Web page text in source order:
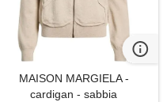
MAISON MARGIELA -
cardigan - sabbia